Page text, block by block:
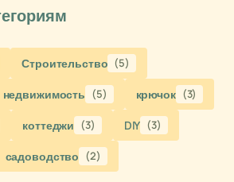
Строительство (5)
недвижимость (5) крючок (3)
коттеджи (3) DIY (3)
садоводство (2)